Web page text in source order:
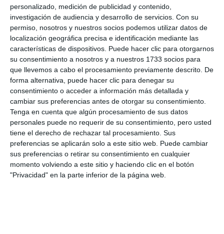
personalizado, medición de publicidad y contenido,
investigación de audiencia y desarrollo de servicios. Con su
permiso, nosotros y nuestros socios podemos utilizar datos de
localización geográfica precisa e identificación mediante las
características de dispositivos. Puede hacer clic para otorgarnos
su consentimiento a nosotros y a nuestros 1733 socios para
que llevemos a cabo el procesamiento previamente descrito. De
forma alternativa, puede hacer clic para denegar su
consentimiento o acceder a información más detallada y
cambiar sus preferencias antes de otorgar su consentimiento.
Tenga en cuenta que algún procesamiento de sus datos
personales puede no requerir de su consentimiento, pero usted
tiene el derecho de rechazar tal procesamiento. Sus
preferencias se aplicarán solo a este sitio web. Puede cambiar
sus preferencias o retirar su consentimiento en cualquier
momento volviendo a este sitio y haciendo clic en el botón
"Privacidad" en la parte inferior de la página web.
preventiva y de inmediato, para que la localización
de esa persona no se convierta en algo imposible y
también para que no quede en el olvido”.
Al acto también acudió la abuela de la pequeña
Lucía Vivar, que en 2017 fue hallada sin vida junto a
las vías del tren en Pizarra. “Nosotros creemos que
debe cambiar la forma de buscar a las personas y
también tiene que cambiar la justicia. Nuestra
familia lo único que pide ahora es justicia, no
podemos hacer otra cosa ya, porque necesitamos
saber qué le pasó a nuestra niña y por qué pasó”,
finalizó.